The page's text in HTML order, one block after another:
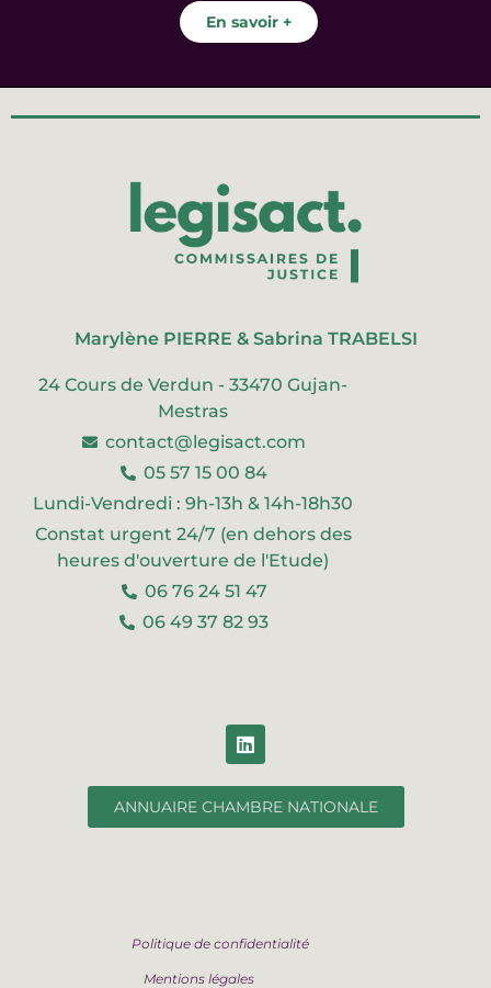
En savoir +
Marylène PIERRE & Sabrina TRABELSI
24 Cours de Verdun - 33470 Gujan-
Mestras
contact@legisact.com
05 57 15 00 84
Lundi-Vendredi : 9h-13h & 14h-18h30
Constat urgent 24/7 (en dehors des
heures d'ouverture de l'Etude)
06 76 24 51 47
06 49 37 82 93
ANNUAIRE CHAMBRE NATIONALE
Politique de confidentialité
Mentions légales